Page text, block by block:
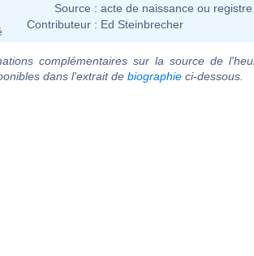
Source : acte de naissance ou
Contributeur : Ed Steinbrecher
complémentaires sur la source de
dans l'extrait de biographie ci-dessous.